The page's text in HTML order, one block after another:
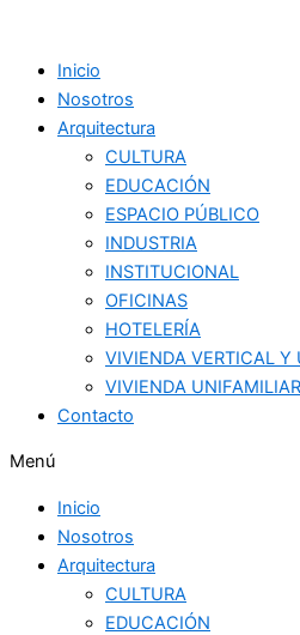
contenido
Inicio
Nosotros
Arquitectura
CULTURA
EDUCACIÓN
ESPACIO PÚBLICO
INDUSTRIA
INSTITUCIONAL
OFICINAS
HOTELERÍA
VIVIENDA VERTICAL Y
VIVIENDA UNIFAMILIAR
Contacto
Menú
Inicio
Nosotros
Arquitectura
CULTURA
EDUCACIÓN